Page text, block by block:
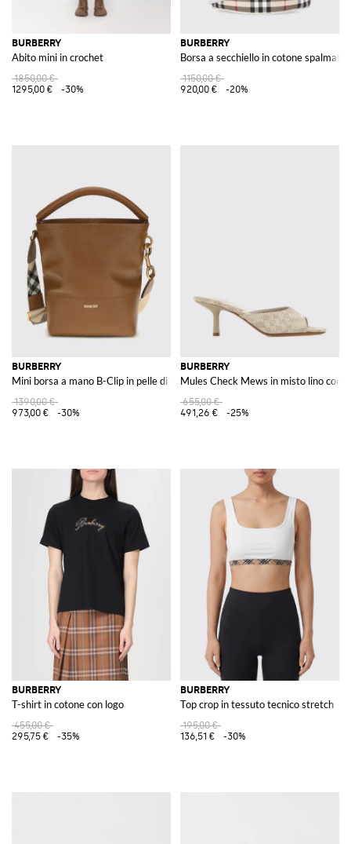
BURBERRY
Abito mini in crochet
1850,00 €
1295,00 €
-30%
BURBERRY
Borsa a secchiello in cotone
1150,00 €
920,00 €
-20%
BURBERRY
Mini borsa a mano B-Clip in pelle di vitello liscia con tracolla
1390,00 €
973,00 €
-30%
BURBERRY
Mules Check Mews in misto lino con
655,00 €
491,26 €
-25%
BURBERRY
T-shirt in cotone con logo
455,00 €
295,75 €
-35%
BURBERRY
Top crop in tessuto tecnico stretch
195,00 €
136,51 €
-30%